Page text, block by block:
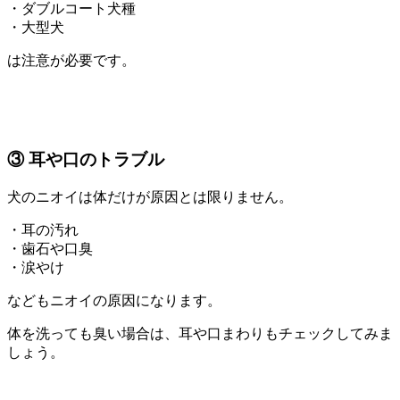
・ダブルコート犬種
・大型犬
は注意が必要です。
③ 耳や口のトラブル
犬のニオイは体だけが原因とは限りません。
・耳の汚れ
・歯石や口臭
・涙やけ
などもニオイの原因になります。
体を洗っても臭い場合は、耳や口まわりもチェックしてみま
しょう。